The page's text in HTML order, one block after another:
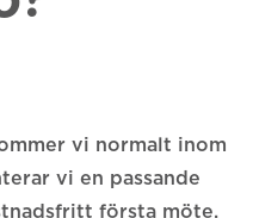
vi normalt inom
vi en passande
första möte.